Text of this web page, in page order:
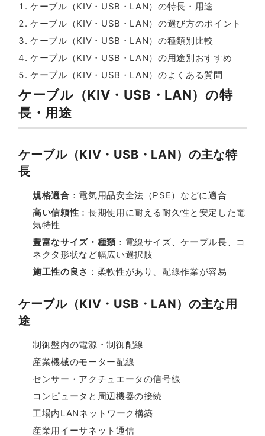
ケーブル（KIV・USB・LAN）の特長・用途
ケーブル（KIV・USB・LAN）の選び方のポイント
ケーブル（KIV・USB・LAN）の種類別比較
ケーブル（KIV・USB・LAN）の用途別おすすめ
ケーブル（KIV・USB・LAN）のよくある質問
ケーブル（KIV・USB・LAN）の特
長・用途
ケーブル（KIV・USB・LAN）の主な特
長
規格適合 ：電気用品安全法（PSE）などに適合
高い信頼性 ：長期使用に耐える耐久性と安定した電
気特性
豊富なサイズ・種類 ：電線サイズ、ケーブル長、コ
ネクタ形状など幅広い選択肢
施工性の良さ ：柔軟性があり、配線作業が容易
ケーブル（KIV・USB・LAN）の主な用
途
制御盤内の電源・制御配線
産業機械のモーター配線
センサー・アクチュエータの信号線
コンピュータと周辺機器の接続
工場内LANネットワーク構築
産業用イーサネット通信